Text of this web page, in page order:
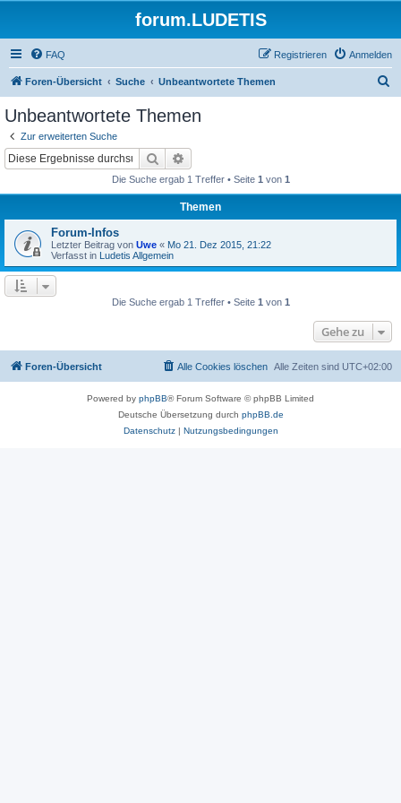
forum.LUDETIS
FAQ Anmelden
Registrieren
Foren-Übersicht Suche Unbeantwortete Themen
Unbeantwortete Themen
Zur erweiterten Suche
Suche
Die Suche ergab 1 Treffer • Seite 1 von 1
Themen
Forum-Infos
Letzter Beitrag von Uwe « Mo 21. Dez 2015, 21:22
Verfasst in Ludetis Allgemein
Die Suche ergab 1 Treffer • Seite 1 von 1
Gehe zu
Foren-Übersicht Alle Zeiten sind UTC+02:00
Alle Cookies löschen
Powered by phpBB® Forum Software © phpBB Limited
Deutsche Übersetzung durch phpBB.de
Datenschutz| Nutzungsbedingungen